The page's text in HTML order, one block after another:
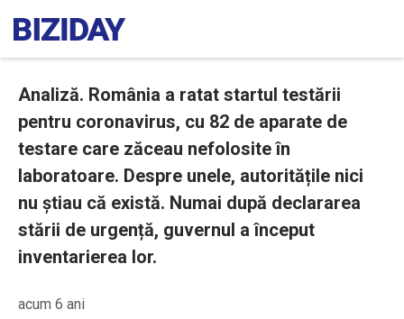
Analiză. România a ratat startul testării
pentru coronavirus, cu 82 de aparate de
testare care zăceau nefolosite în
laboratoare. Despre unele, autoritățile nici
nu știau că există. Numai după declararea
stării de urgență, guvernul a început
inventarierea lor.
acum 6 ani